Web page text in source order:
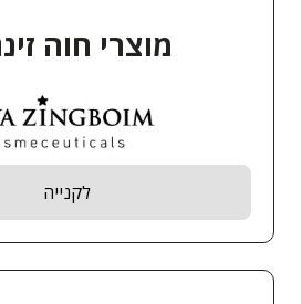
מוצרי חוה
לקנייה